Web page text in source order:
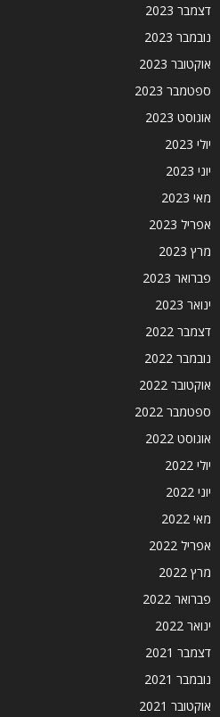
דצמבר 2023
נובמבר 2023
אוקטובר 2023
ספטמבר 2023
אוגוסט 2023
יולי 2023
יוני 2023
מאי 2023
אפריל 2023
מרץ 2023
פברואר 2023
ינואר 2023
דצמבר 2022
נובמבר 2022
אוקטובר 2022
ספטמבר 2022
אוגוסט 2022
יולי 2022
יוני 2022
מאי 2022
אפריל 2022
מרץ 2022
פברואר 2022
ינואר 2022
דצמבר 2021
נובמבר 2021
אוקטובר 2021